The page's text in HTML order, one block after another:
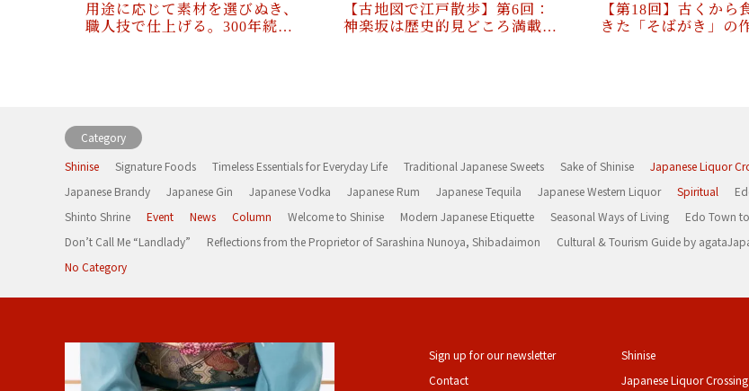
用途に応じて素材を選びぬき、
職人技で仕上げる。300年続…
【古地図で江戸散歩】第6回：
神楽坂は歴史的見どころ満載…
【第18回】古くから
きた「そばがき」の
Category
Shinise
Signature Foods Timeless Essentials for Everyday Life Traditional Japanese Sweets Sake of Shinise Japanese Liquor
Japanese Brandy
Japanese Gin Japanese Vodka Japanese Rum Japanese Tequila Japanese Western Liquor Spiritual
Shinto Shrine
Event News Column Welcome to Shinise Modern Japanese Etiquette Seasonal Ways of Living Edo Town
Don’t Call Me “Landlady”
Reflections from the Proprietor of Sarashina Nunoya, Shibadaimon Cultural & Tourism Guide by
No Category
Sign up for our newsletter
Contact
Shinise
Japanese Liquor Crossing